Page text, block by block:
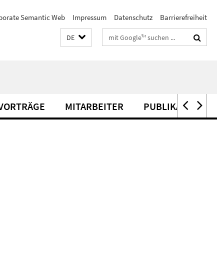
Semantic Web Impressum Datenschutz Barrierefreiheit
DE Suchbegriffe
MITARBEITER PUBLIKATIONEN